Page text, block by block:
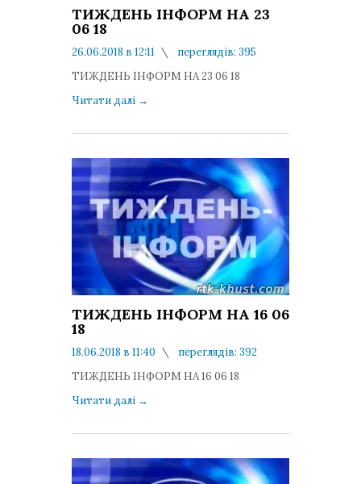
ТИЖДЕНЬ ІНФОРМ НА 23
06 18
26.06.2018 в 12:11
переглядів: 395
ТИЖДЕНЬ ІНФОРМ НА 23 06 18
Читати далі →
ТИЖДЕНЬ ІНФОРМ НА 16 06
18
18.06.2018 в 11:40
переглядів: 392
ТИЖДЕНЬ ІНФОРМ НА 16 06 18
Читати далі →